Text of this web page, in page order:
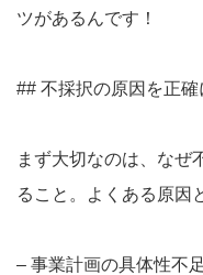
ツがあるんです！
## 不採択の原因を正確
まず大切なのは、なぜ
ること。よくある原因
– 事業計画の具体性不足